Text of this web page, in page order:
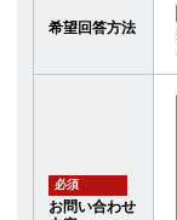
希望回答方法
必須
お問い合わせ